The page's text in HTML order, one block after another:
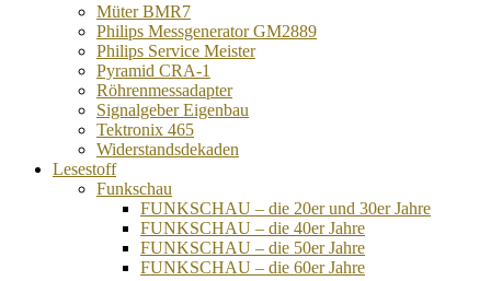
Müter BMR7
Philips Messgenerator GM2889
Philips Service Meister
Pyramid CRA-1
Röhrenmessadapter
Signalgeber Eigenbau
Tektronix 465
Widerstandsdekaden
Lesestoff
Funkschau
FUNKSCHAU – die 20er und 30er Jahre
FUNKSCHAU – die 40er Jahre
FUNKSCHAU – die 50er Jahre
FUNKSCHAU – die 60er Jahre